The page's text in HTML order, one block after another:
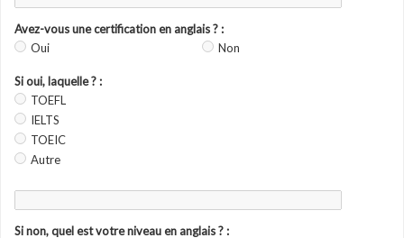
Avez-vous une certification en anglais ? :
Oui
Non
Si oui, laquelle ? :
TOEFL
IELTS
TOEIC
Autre
Si non, quel est votre niveau en anglais ? :